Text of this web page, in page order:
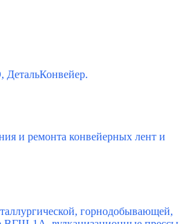
и ремонта конвейерных лент и
горнодобывающей,